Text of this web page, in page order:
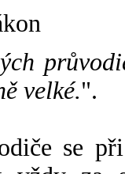
velké.".
se